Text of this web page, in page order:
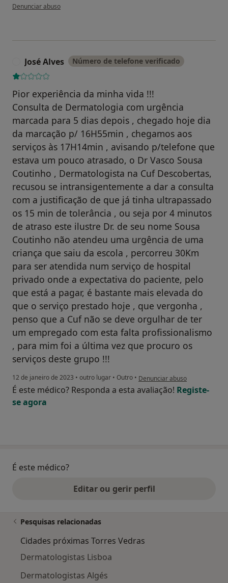
na opinião do utilizador Alexandra
Denunciar abuso
José Alves Número de telefone verificado
Pior experiência da minha vida !!!
Consulta de Dermatologia com urgência
marcada para 5 dias depois , chegado hoje dia
da marcação p/ 16H55min , chegamos aos
serviços às 17H14min , avisando p/telefone que
estava um pouco atrasado, o Dr Vasco Sousa
Coutinho , Dermatologista na Cuf Descobertas,
recusou se intransigentemente a dar a consulta
com a justificação de que já tinha ultrapassado
os 15 min de tolerância , ou seja por 4 minutos
de atraso este ilustre Dr. de seu nome Sousa
Coutinho não atendeu uma urgência de uma
criança que saiu da escola , percorreu 30Km
para ser atendida num serviço de hospital
privado onde a expectativa do paciente, pelo
que está a pagar, é bastante mais elevada do
que o serviço prestado hoje , que vergonha ,
penso que a Cuf não se deve orgulhar de ter
um empregado com esta falta profissionalismo
, para mim foi a última vez que procuro os
serviços deste grupo !!!
12 de janeiro de 2023 • outro lugar • Outro • na opinião do utilizador José
Denunciar abuso
É este médico? Responda a esta avaliação! Registe-
se agora
É este médico?
Editar ou gerir perfil
Pesquisas relacionadas
Cidades próximas Torres Vedras
Dermatologistas Lisboa
Dermatologistas Algés